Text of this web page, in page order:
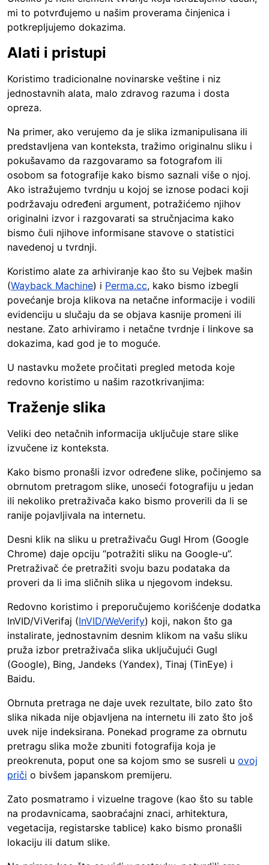
mi to potvrđujemo u našim proverama činjenica i
potkrepljujemo dokazima.
Alati i pristupi
Koristimo tradicionalne novinarske veštine i niz
jednostavnih alata, malo zdravog razuma i dosta
opreza.
Na primer, ako verujemo da je slika izmanipulisana ili
predstavljena van konteksta, tražimo originalnu sliku i
pokušavamo da razgovaramo sa fotografom ili
osobom sa fotografije kako bismo saznali više o njoj.
Ako istražujemo tvrdnju u kojoj se iznose podaci koji
podržavaju određeni argument, potražićemo njihov
originalni izvor i razgovarati sa stručnjacima kako
bismo čuli njihove informisane stavove o statistici
navedenoj u tvrdnji.
Koristimo alate za arhiviranje kao što su Vejbek mašin
(Wayback Machine) i Perma.cc, kako bismo izbegli
povećanje broja klikova na netačne informacije i vodili
evidenciju u slučaju da se objava kasnije promeni ili
nestane. Zato arhiviramo i netačne tvrdnje i linkove sa
dokazima, kad god je to moguće.
U nastavku možete pročitati pregled metoda koje
redovno koristimo u našim razotkrivanjima:
Traženje slika
Veliki deo netačnih informacija uključuje stare slike
izvučene iz konteksta.
Kako bismo pronašli izvor određene slike, počinjemo sa
obrnutom pretragom slike, unoseći fotografiju u jedan
ili nekoliko pretraživača kako bismo proverili da li se
ranije pojavljivala na internetu.
Desni klik na sliku u pretraživaču Gugl Hrom (Google
Chrome) daje opciju “potražiti sliku na Google-u”.
Pretraživač će pretražiti svoju bazu podataka da
proveri da li ima sličnih slika u njegovom indeksu.
Redovno koristimo i preporučujemo korišćenje dodatka
InVID/ViVerifaj (InVID/WeVerify) koji, nakon što ga
instalirate, jednostavnim desnim klikom na vašu sliku
pruža izbor pretraživača slika uključujući Gugl
(Google), Bing, Jandeks (Yandex), Tinaj (TinEye) i
Baidu.
Obrnuta pretraga ne daje uvek rezultate, bilo zato što
slika nikada nije objavljena na internetu ili zato što još
uvek nije indeksirana. Ponekad programe za obrnutu
pretragu slika može zbuniti fotografija koja je
preokrenuta, poput one sa kojom smo se susreli u ovoj
priči o bivšem japanskom premijeru.
Zato posmatramo i vizuelne tragove (kao što su table
na prodavnicama, saobraćajni znaci, arhitektura,
vegetacija, registarske tablice) kako bismo pronašli
lokaciju ili datum slike.